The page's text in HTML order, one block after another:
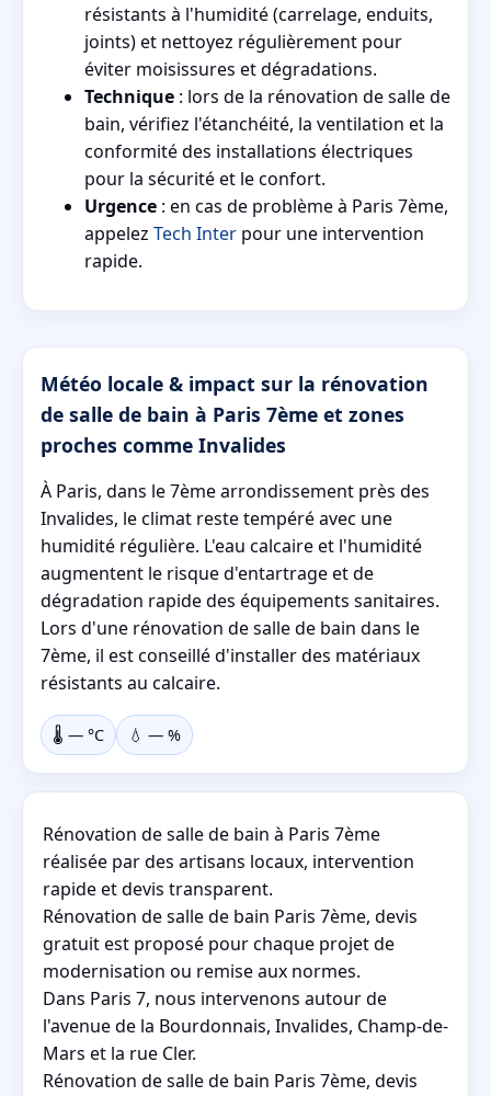
résistants à l'humidité (carrelage, enduits,
joints) et nettoyez régulièrement pour
éviter moisissures et dégradations.
Technique : lors de la rénovation de salle de
bain, vérifiez l'étanchéité, la ventilation et la
conformité des installations électriques
pour la sécurité et le confort.
Urgence : en cas de problème à Paris 7ème,
appelez Tech Inter pour une intervention
rapide.
Météo locale & impact sur la rénovation
de salle de bain à Paris 7ème et zones
proches comme Invalides
À Paris, dans le 7ème arrondissement près des
Invalides, le climat reste tempéré avec une
humidité régulière. L'eau calcaire et l'humidité
augmentent le risque d'entartrage et de
dégradation rapide des équipements sanitaires.
Lors d'une rénovation de salle de bain dans le
7ème, il est conseillé d'installer des matériaux
résistants au calcaire.
🌡️ — °C 💧 — %
Rénovation de salle de bain à Paris 7ème
réalisée par des artisans locaux, intervention
rapide et devis transparent.
Rénovation de salle de bain Paris 7ème, devis
gratuit est proposé pour chaque projet de
modernisation ou remise aux normes.
Dans Paris 7, nous intervenons autour de
l'avenue de la Bourdonnais, Invalides, Champ-de-
Mars et la rue Cler.
Rénovation de salle de bain Paris 7ème, devis